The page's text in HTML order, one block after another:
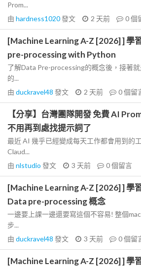
Prom...
由 hardness1020發文 2 天前 0個
[Machine Learning A-Z [2026] ] 學
pre-processing with Python
了解Data Pre-processing的概念後，接著
的...
由 duckravel48 發文 2 天前 0個留
【分享】台灣團隊開發 免費 AI
不用再到處找提示詞了
最近 AI 幾乎已經變成每天工作都會用到的
Claud...
由 nlstudio 發文 3 天前 0個留言
[Machine Learning A-Z [2026] ] 學
Data pre-processing 概念
一邊要上課一邊還要寫這個不容易! 整個
步...
由 duckravel48 發文 3 天前 0個留
[Machine Learning A-Z [2026] ] 學